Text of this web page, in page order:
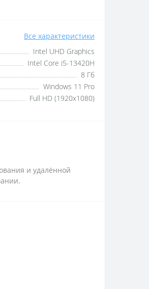
Все характеристики
Intel UHD Graphics
Intel Core i5-13420H
8 Гб
Windows 11 Pro
Full HD (1920x1080)
и удалённой